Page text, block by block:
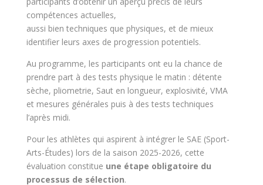
compétences actuelles,
aussi bien techniques que physiques, et de mieux
identifier leurs axes de progression potentiels.
Au programme, les participants ont eu la chance de
prendre part à des tests physique le matin : détente
sèche, pliometrie, Saut en longueur, explosivité, VMA
et mesures générales puis à des tests techniques
l’après midi.
Pour les athlètes qui aspirent à intégrer le SAE (Sport-
Arts-Études) lors de la saison 2025-2026, cette
évaluation constitue une étape obligatoire du
processus de sélection.